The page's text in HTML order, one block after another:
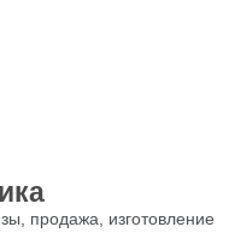
продажа, изготовление